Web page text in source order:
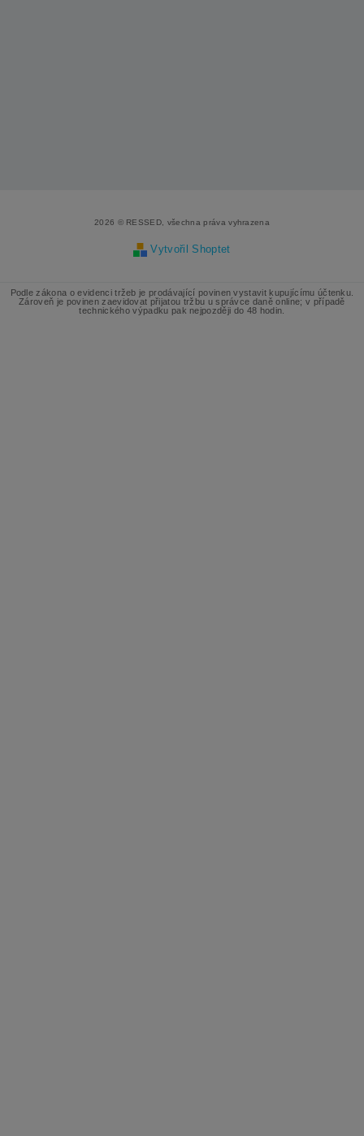
2026 © RESSED, všechna práva vyhrazena
Vytvořil Shoptet
Podle zákona o evidenci tržeb je prodávající povinen vystavit kupujícímu účtenku.
Zároveň je povinen zaevidovat přijatou tržbu u správce daně online; v případě
technického výpadku pak nejpozději do 48 hodin.